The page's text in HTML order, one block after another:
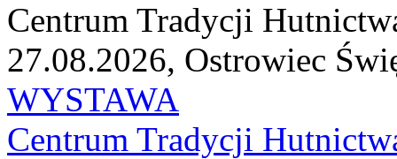
Centrum Tradycji
27.08.2026, Ostrowiec
WYSTAWA
Centrum Tradycji